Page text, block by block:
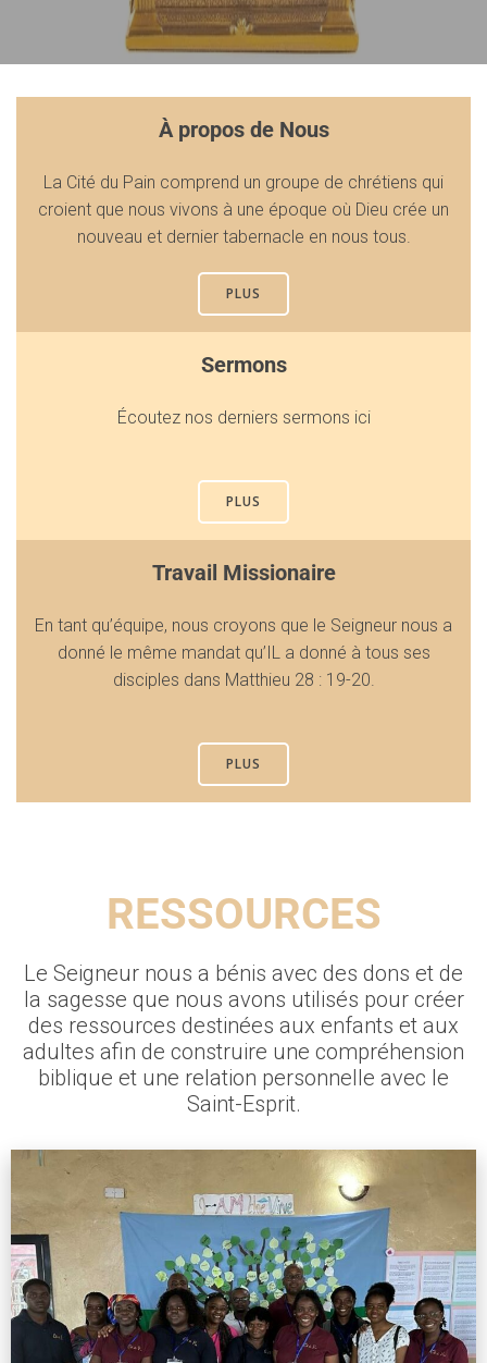
À propos de Nous
La Cité du Pain comprend un groupe de chrétiens qui
croient que nous vivons à une époque où Dieu crée un
nouveau et dernier tabernacle en nous tous.
PLUS
Sermons
Écoutez nos derniers sermons ici
PLUS
Travail Missionaire
En tant qu’équipe, nous croyons que le Seigneur nous a
donné le même mandat qu’IL a donné à tous ses
disciples dans Matthieu 28 : 19-20.
PLUS
RESSOURCES
Le Seigneur nous a bénis avec des dons et de
la sagesse que nous avons utilisés pour créer
des ressources destinées aux enfants et aux
adultes afin de construire une compréhension
biblique et une relation personnelle avec le
Saint-Esprit.